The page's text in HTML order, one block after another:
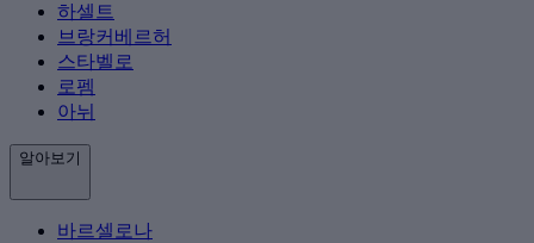
하셀트
브랑커베르허
스타벨로
로펨
아뉘
알아보기
바르셀로나